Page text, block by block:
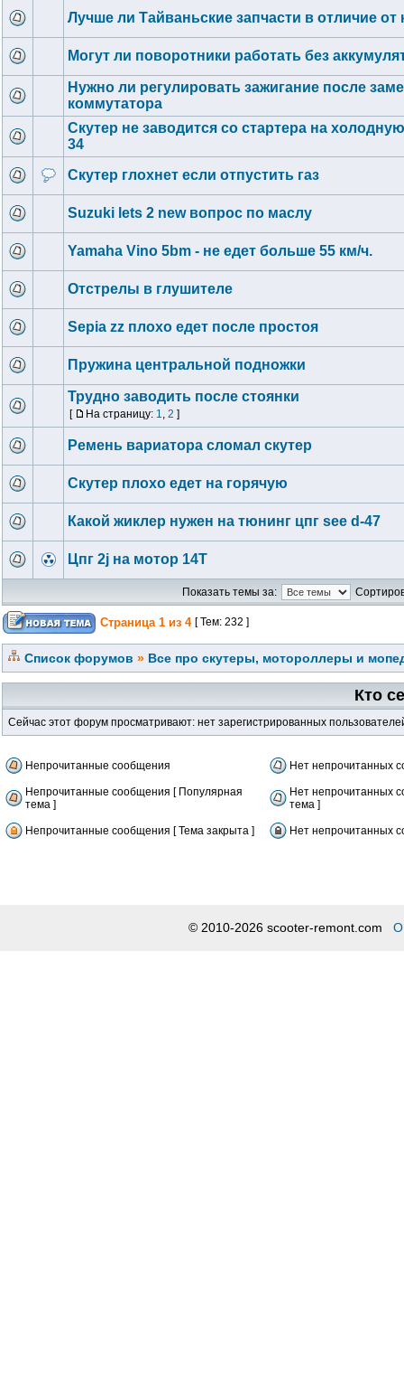
Лучше ли Тайваньские запчасти в отличие от
Могут ли поворотники работать без
Нужно ли регулировать зажигание после
коммутатора
Скутер не заводится со стартера на
34
Скутер глохнет если отпустить газ
Suzuki lets 2 new вопрос по маслу
Yamaha Vino 5bm - не едет больше 55 км/ч.
Отстрелы в глушителе
Sepia zz плохо едет после простоя
Пружина центральной подножки
Трудно заводить после стоянки
[ На страницу: 1, 2 ]
Ремень вариатора сломал скутер
Скутер плохо едет на горячую
Какой жиклер нужен на тюнинг цпг see d-47
Цпг 2j на мотор 14Т
Показать темы за:
Страница 1 из 4 [ Тем: 232 ]
Список форумов » Все про скутеры, мотороллеры и
Кто
Сейчас этот форум просматривают: нет зарегистрированных
Непрочитанные сообщения Нет непрочитанных
Непрочитанные сообщения [ Популярная
тема ]
Нет непрочитанных
тема ]
Непрочитанные сообщения [ Тема закрыта ] Нет непрочитанных
© 2010-2026 scooter-remont.com О